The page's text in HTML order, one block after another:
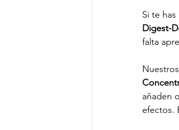
Si te
Digest-
falta
añaden
efectos.